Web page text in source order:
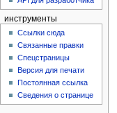
инструменты
Ссылки сюда
Связанные правки
Спецстраницы
Версия для печати
Постоянная ссылка
Сведения о странице